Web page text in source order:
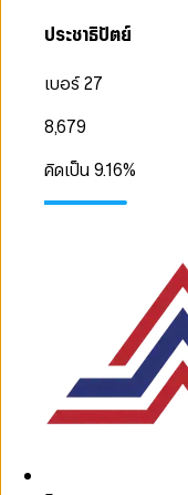
ประชาธิปัตย์
เบอร์ 27
8,679
คิดเป็น9.16%